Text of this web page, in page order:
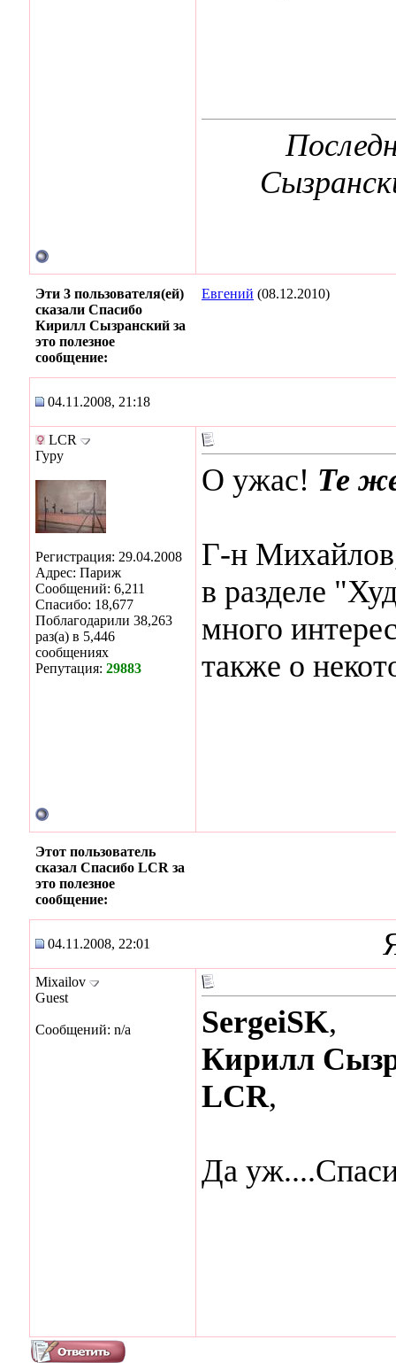
Эти 3 пользователя(ей)
сказали Спасибо
Кирилл Сызранский за
это полезное
сообщение:
Евгений (08.12.2010)
04.11.2008, 21:18
LCR
Гуру
Регистрация: 29.04.2008
Адрес: Париж
Сообщений: 6,211
Спасибо: 18,677
Поблагодарили 38,263
раз(а) в 5,446
сообщениях
Репутация: 29883
О ужас! Те
Г-н
в разделе
много
также о
Этот пользователь
сказал Спасибо LCR за
это полезное
сообщение:
04.11.2008, 22:01
Mixailov
Guest
Сообщений: n/a SergeiSK,
Кирилл
LCR,
Да